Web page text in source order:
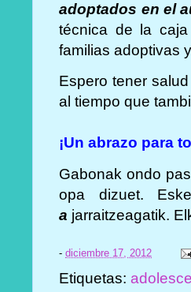
adoptados en el
técnica de la
familias adoptivas
Espero tener
al tiempo que
¡Un abrazo para
Gabonak ondo
opa dizuet.
a jarraitzeagatik.
-diciembre 17, 2012
Etiquetas: